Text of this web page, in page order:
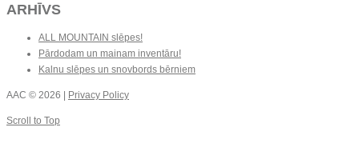
ARHĪVS
ALL MOUNTAIN slēpes!
Pārdodam un mainam inventāru!
Kalnu slēpes un snovbords bērniem
AAC © 2026 | Privacy Policy
Scroll to Top